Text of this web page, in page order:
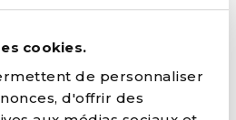
cookies.
de personnaliser
d'offrir des
Mons, Grand-Place 27 –
disponible ici